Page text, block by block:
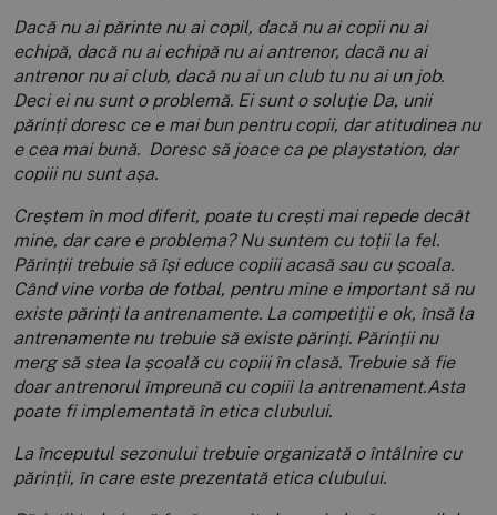
Dacă nu ai părinte nu ai copil, dacă nu ai copii nu ai
echipă, dacă nu ai echipă nu ai antrenor, dacă nu ai
antrenor nu ai club, dacă nu ai un club tu nu ai un job.
Deci ei nu sunt o problemă. Ei sunt o soluție Da, unii
părinți doresc ce e mai bun pentru copii, dar atitudinea nu
e cea mai bună. Doresc să joace ca pe playstation, dar
copiii nu sunt așa.
Creștem în mod diferit, poate tu crești mai repede decât
mine, dar care e problema? Nu suntem cu toții la fel.
Părinții trebuie să își educe copiii acasă sau cu școala.
Când vine vorba de fotbal, pentru mine e important să nu
existe părinți la antrenamente. La competiții e ok, însă la
antrenamente nu trebuie să existe părinți. Părinții nu
merg să stea la școală cu copiii în clasă. Trebuie să fie
doar antrenorul împreună cu copiii la antrenament.Asta
poate fi implementată în etica clubului.
La începutul sezonului trebuie organizată o întâlnire cu
părinții, în care este prezentată etica clubului.